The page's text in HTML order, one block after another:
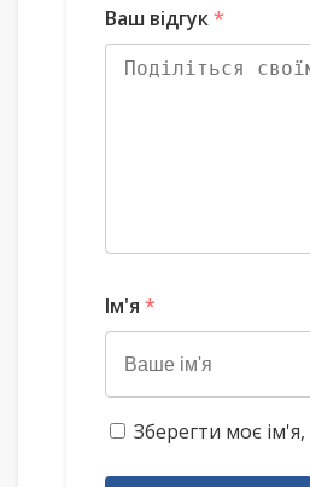
Ваш відгук*
Ім'я *
Зберегти моє